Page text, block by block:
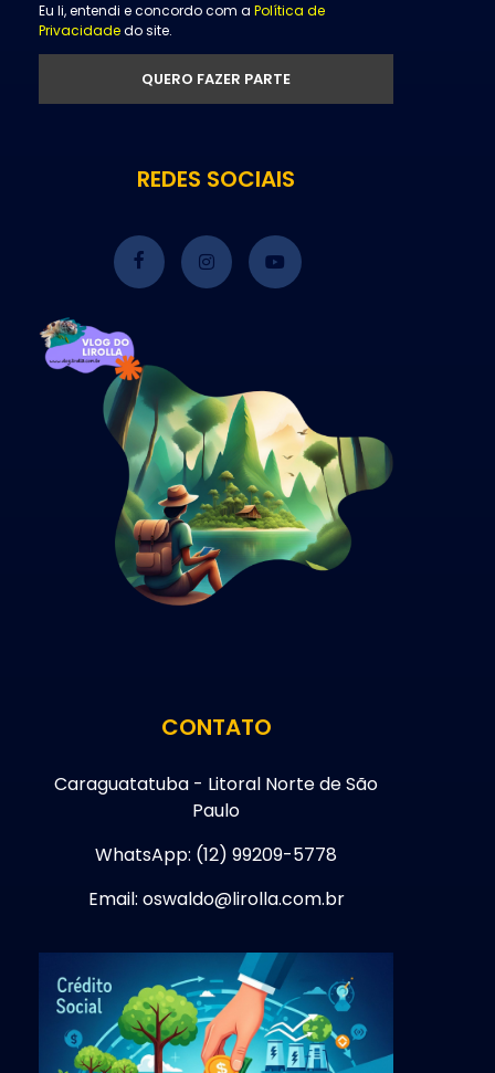
Eu li, entendi e concordo com a Política de
Privacidadedo site.
REDES SOCIAIS
CONTATO
Caraguatatuba - Litoral Norte de São
Paulo
WhatsApp: (12) 99209-5778
Email: oswaldo@lirolla.com.br